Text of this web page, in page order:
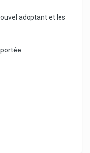
adoptant et les